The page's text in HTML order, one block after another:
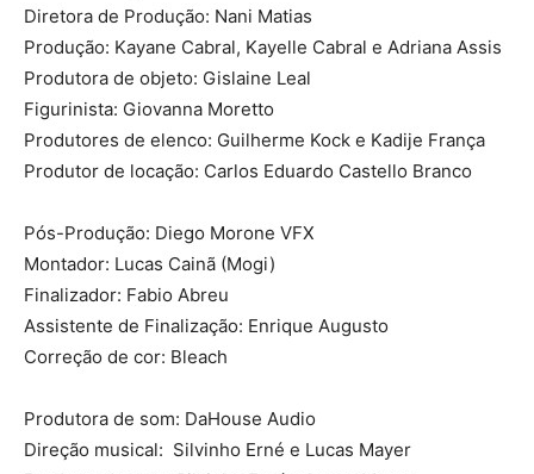
Diretora de Produção: Nani Matias
Produção: Kayane Cabral, Kayelle Cabral e Adriana Assis
Produtora de objeto: Gislaine Leal
Figurinista: Giovanna Moretto
Produtores de elenco: Guilherme Kock e Kadije França
Produtor de locação: Carlos Eduardo Castello Branco
Pós-Produção: Diego Morone VFX
Montador: Lucas Cainã (Mogi)
Finalizador: Fabio Abreu
Assistente de Finalização: Enrique Augusto
Correção de cor: Bleach
Produtora de som: DaHouse Audio
Direção musical: Silvinho Erné e Lucas Mayer